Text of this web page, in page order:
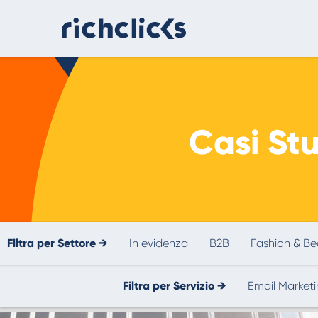
Consulenza AI
Strumenti e strategie pratiche per usare
Casi
Filtra per Settore → In evidenza B2B Fashion &
Filtra per Servizio → Email